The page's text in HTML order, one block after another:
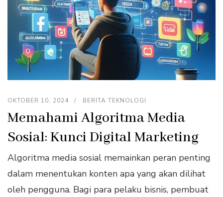
OKTOBER 10, 2024 BERITA TEKNOLOGI
Memahami Algoritma Media
Sosial: Kunci Digital Marketing
Algoritma media sosial memainkan peran penting
dalam menentukan konten apa yang akan dilihat
oleh pengguna. Bagi para pelaku bisnis, pembuat